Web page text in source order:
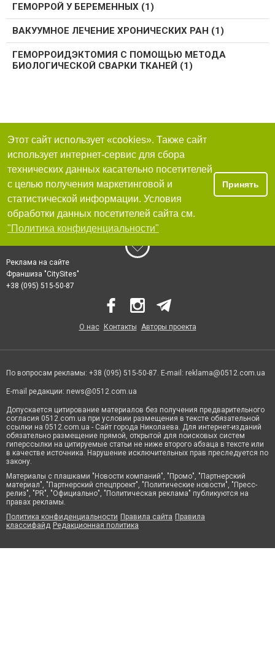
ГЕМОРРОЙ У БЕРЕМЕННЫХ (1)
ВАКУУМНОЕ ЛЕЧЕНИЕ ХРОНИЧЕСКИХ РАН (1)
ГЕМОРРОИДЭКТОМИЯ С ПОМОЩЬЮ МЕТОДА
БИОЛОГИЧЕСКОЙ СВАРКИ ТКАНЕЙ (1)
Этот сайт использует «cookies». Также сайт
использует интернет-сервис для сбора
технических данных касательно посетителей
с целью получения маркетинговой и
статистической информации. Условия
обработки данных посетителей сайта см.
"Политика конфиденциальности"
Принять
Реклама на сайте
Франшиза "CitySites"
+38 (095) 515-50-87
О нас Контакты Авторы проекта
По вопросам рекламы: +38 (095) 515-50-87. E-mail: reklama@0512.com.ua
E-mail редакции: news@0512.com.ua
Допускается цитирование материалов без получения предварительного
согласия 0512.com.ua при условии размещения в тексте обязательной
ссылки на 0512.com.ua - Сайт города Николаева. Для интернет-изданий
обязательно размещение прямой, открытой для поисковых систем
гиперссылки на цитируемые статьи не ниже второго абзаца в тексте или
в качестве источника. Нарушение исключительных прав преследуется по
закону.
Материалы с плашками "Новости компаний", "Промо", "Партнерский
материал", "Партнерский спецпроект", "Политические новости", "Пресс-
релиз", "PR", "Официально", "Политическая реклама" публикуются на
правах рекламы.
Политика конфиденциальности Правила сайта Правила
классифайд Редакционная политика